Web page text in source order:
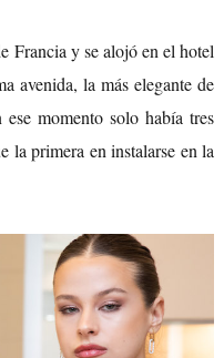
Francia y se alojó en el hotel
avenida, la más elegante de
momento solo había tres
la primera en instalarse en la